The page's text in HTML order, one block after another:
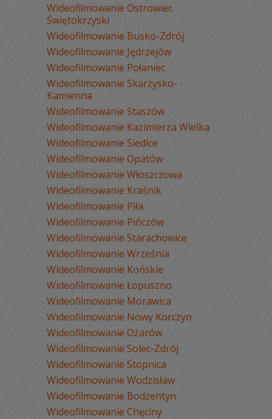
Wideofilmowanie Ostrowiec
Świętokrzyski
Wideofilmowanie Busko-Zdrój
Wideofilmowanie Jędrzejów
Wideofilmowanie Połaniec
Wideofilmowanie Skarżysko-
Kamienna
Wideofilmowanie Staszów
Wideofilmowanie Kazimierza Wielka
Wideofilmowanie Siedlce
Wideofilmowanie Opatów
Wideofilmowanie Włoszczowa
Wideofilmowanie Kraśnik
Wideofilmowanie Piła
Wideofilmowanie Pińczów
Wideofilmowanie Starachowice
Wideofilmowanie Września
Wideofilmowanie Końskie
Wideofilmowanie Łopuszno
Wideofilmowanie Morawica
Wideofilmowanie Nowy Korczyn
Wideofilmowanie Ożarów
Wideofilmowanie Solec-Zdrój
Wideofilmowanie Stopnica
Wideofilmowanie Wodzisław
Wideofilmowanie Bodzentyn
Wideofilmowanie Chęciny